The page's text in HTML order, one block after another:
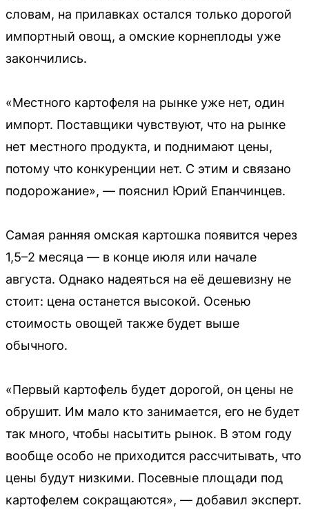
словам, на прилавках остался только дорогой
импортный овощ, а омские корнеплоды уже
закончились.
«Местного картофеля на рынке уже нет, один
импорт. Поставщики чувствуют, что на рынке
нет местного продукта, и поднимают цены,
потому что конкуренции нет. С этим и связано
подорожание», — пояснил Юрий Епанчинцев.
Самая ранняя омская картошка появится через
1,5–2 месяца — в конце июля или начале
августа. Однако надеяться на её дешевизну не
стоит: цена останется высокой. Осенью
стоимость овощей также будет выше
обычного.
«Первый картофель будет дорогой, он цены не
обрушит. Им мало кто занимается, его не будет
так много, чтобы насытить рынок. В этом году
вообще особо не приходится рассчитывать, что
цены будут низкими. Посевные площади под
картофелем сокращаются», — добавил эксперт.